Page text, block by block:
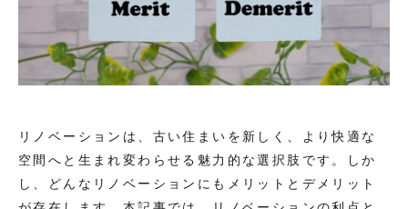
リノベーションは、古い住まいを新しく、より快適な
空間へと生まれ変わらせる魅力的な選択肢です。しか
し、どんなリノベーションにもメリットとデメリット